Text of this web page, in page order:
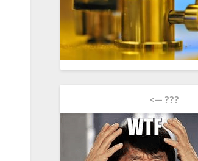
<— ???